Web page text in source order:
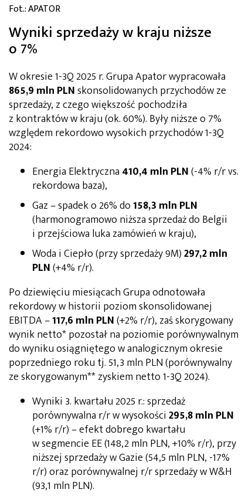
Fot.: APATOR
Wyniki sprzedaży w kraju niższe
o 7%
W okresie 1-3Q 2025 r. Grupa Apator wypracowała
865,9 mln PLNskonsolidowanych przychodów ze
sprzedaży, z czego większość pochodziła
z kontraktów w kraju (ok. 60%). Były niższe o 7%
względem rekordowo wysokich przychodów 1-3Q
2024:
Energia Elektryczna 410,4 mln PLN(-4% r/r vs.
rekordowa baza),
Gaz – spadek o 26% do158,3 mln PLN
(harmonogramowo niższa sprzedaż do Belgii
i przejściowa luka zamówień w kraju),
Woda i Ciepło (przy sprzedaży 9M)297,2 mln
PLN(+4% r/r).
Po dziewięciu miesiącach Grupa odnotowała
rekordowy w historii poziom skonsolidowanej
EBITDA –117,6 mln PLN(+2% r/r), zaś skorygowany
wynik netto* pozostał na poziomie porównywalnym
do wyniku osiągniętego w analogicznym okresie
poprzedniego roku tj. 51,3 mln PLN (porównywalny
ze skorygowanym** zyskiem netto 1-3Q 2024).
Wyniki 3. kwartału 2025 r.: sprzedaż
porównywalna r/r w wysokości 295,8 mln PLN
(+1% r/r) – efekt dobrego kwartału
w segmencie EE (148,2 mln PLN, +10% r/r), przy
niższej sprzedaży w Gazie (54,5 mln PLN, -17%
r/r) oraz porównywalnej r/r sprzedaży w W&H
(93,1 mln PLN).